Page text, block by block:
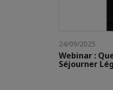
24/09/2025
Webinar :
Séjourner